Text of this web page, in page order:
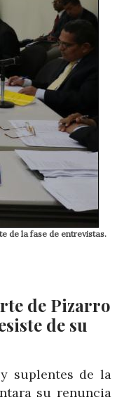
de la fase de entrevistas.
de Pizarro
de su
suplentes de la
su renuncia